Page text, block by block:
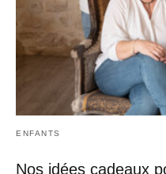
ENFANTS
Nos idées cadeaux